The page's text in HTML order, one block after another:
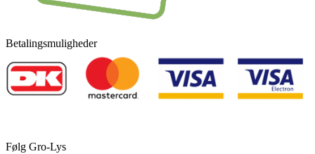
Betalingsmuligheder
Følg Gro-Lys